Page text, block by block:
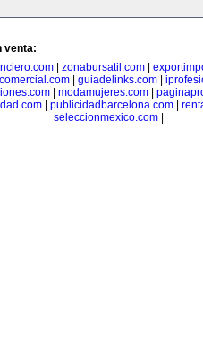
venta:
| zonabursatil.com|
guiadelinks.com
modamujeres.com
| publicidadbarcelona.com|
seleccionmexico.com|